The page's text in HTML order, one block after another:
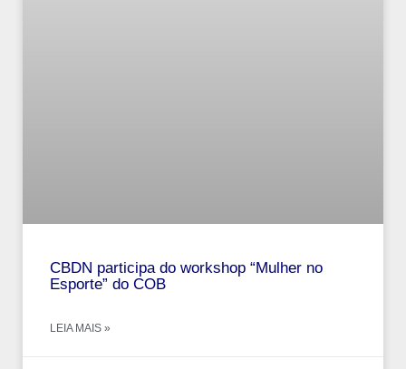
CBDN participa do workshop “Mulher no
Esporte” do COB
LEIA MAIS »